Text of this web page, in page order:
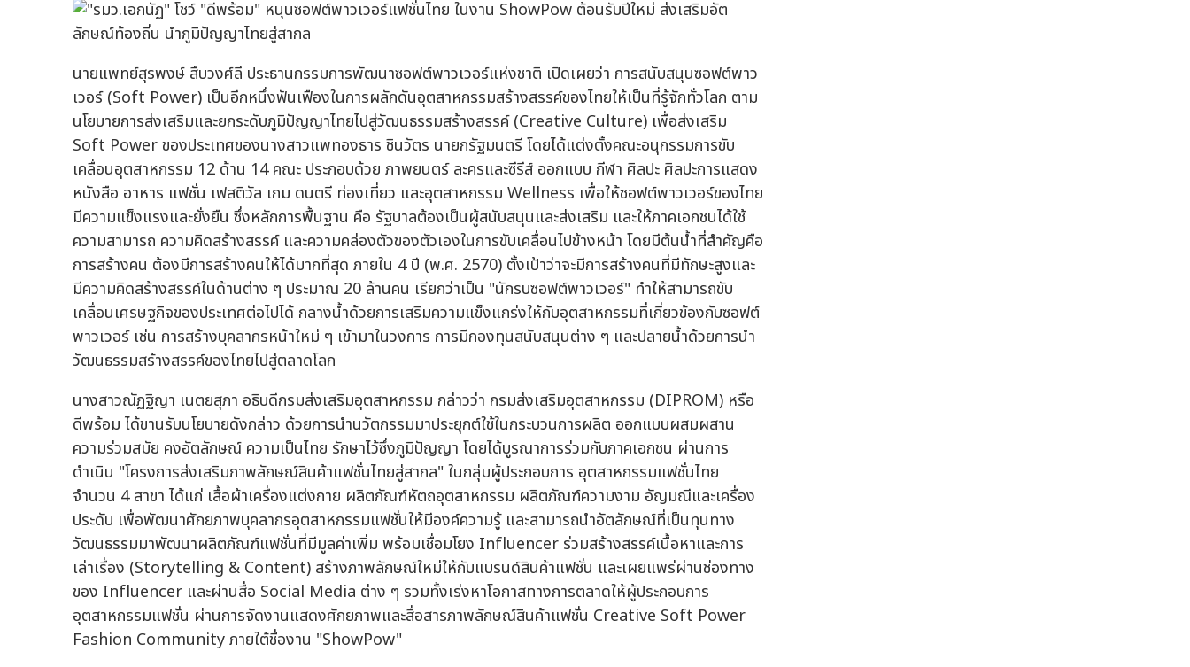
นายแพทย์สุรพงษ์ สืบวงศ์ลี ประธานกรรมการพัฒนาซอฟต์พาวเวอร์แห่งชาติ เปิดเผยว่า การสนับสนุนซอฟต์พาว
เวอร์ (Soft Power) เป็นอีกหนึ่งฟันเฟืองในการผลักดันอุตสาหกรรมสร้างสรรค์ของไทยให้เป็นที่รู้จักทั่วโลก ตาม
นโยบายการส่งเสริมและยกระดับภูมิปัญญาไทยไปสู่วัฒนธรรมสร้างสรรค์ (Creative Culture) เพื่อส่งเสริม
Soft Power ของประเทศของนางสาวแพทองธาร ชินวัตร นายกรัฐมนตรี โดยได้แต่งตั้งคณะอนุกรรมการขับ
เคลื่อนอุตสาหกรรม 12 ด้าน 14 คณะ ประกอบด้วย ภาพยนตร์ ละครและซีรีส์ ออกแบบ กีฬา ศิลปะ ศิลปะการแสดง
หนังสือ อาหาร แฟชั่น เฟสติวัล เกม ดนตรี ท่องเที่ยว และอุตสาหกรรม Wellness เพื่อให้ซอฟต์พาวเวอร์ของไทย
มีความแข็งแรงและยั่งยืน ซึ่งหลักการพื้นฐาน คือ รัฐบาลต้องเป็นผู้สนับสนุนและส่งเสริม และให้ภาคเอกชนได้ใช้
ความสามารถ ความคิดสร้างสรรค์ และความคล่องตัวของตัวเองในการขับเคลื่อนไปข้างหน้า โดยมีต้นน้ำที่สำคัญคือ
การสร้างคน ต้องมีการสร้างคนให้ได้มากที่สุด ภายใน 4 ปี (พ.ศ. 2570) ตั้งเป้าว่าจะมีการสร้างคนที่มีทักษะสูงและ
มีความคิดสร้างสรรค์ในด้านต่าง ๆ ประมาณ 20 ล้านคน เรียกว่าเป็น "นักรบซอฟต์พาวเวอร์" ทำให้สามารถขับ
เคลื่อนเศรษฐกิจของประเทศต่อไปได้ กลางน้ำด้วยการเสริมความแข็งแกร่งให้กับอุตสาหกรรมที่เกี่ยวข้องกับซอฟต์
พาวเวอร์ เช่น การสร้างบุคลากรหน้าใหม่ ๆ เข้ามาในวงการ การมีกองทุนสนับสนุนต่าง ๆ และปลายน้ำด้วยการนำ
วัฒนธรรมสร้างสรรค์ของไทยไปสู่ตลาดโลก
นางสาวณัฏฐิญา เนตยสุภา อธิบดีกรมส่งเสริมอุตสาหกรรม กล่าวว่า กรมส่งเสริมอุตสาหกรรม (DIPROM) หรือ
ดีพร้อม ได้ขานรับนโยบายดังกล่าว ด้วยการนำนวัตกรรมมาประยุกต์ใช้ในกระบวนการผลิต ออกแบบผสมผสาน
ความร่วมสมัย คงอัตลักษณ์ ความเป็นไทย รักษาไว้ซึ่งภูมิปัญญา โดยได้บูรณาการร่วมกับภาคเอกชน ผ่านการ
ดำเนิน "โครงการส่งเสริมภาพลักษณ์สินค้าแฟชั่นไทยสู่สากล" ในกลุ่มผู้ประกอบการ อุตสาหกรรมแฟชั่นไทย
จำนวน 4 สาขา ได้แก่ เสื้อผ้าเครื่องแต่งกาย ผลิตภัณฑ์หัตถอุตสาหกรรม ผลิตภัณฑ์ความงาม อัญมณีและเครื่อง
ประดับ เพื่อพัฒนาศักยภาพบุคลากรอุตสาหกรรมแฟชั่นให้มีองค์ความรู้ และสามารถนำอัตลักษณ์ที่เป็นทุนทาง
วัฒนธรรมมาพัฒนาผลิตภัณฑ์แฟชั่นที่มีมูลค่าเพิ่ม พร้อมเชื่อมโยง Influencer ร่วมสร้างสรรค์เนื้อหาและการ
เล่าเรื่อง (Storytelling & Content) สร้างภาพลักษณ์ใหม่ให้กับแบรนด์สินค้าแฟชั่น และเผยแพร่ผ่านช่องทาง
ของ Influencer และผ่านสื่อ Social Media ต่าง ๆ รวมทั้งเร่งหาโอกาสทางการตลาดให้ผู้ประกอบการ
อุตสาหกรรมแฟชั่น ผ่านการจัดงานแสดงศักยภาพและสื่อสารภาพลักษณ์สินค้าแฟชั่น Creative Soft Power
Fashion Community ภายใต้ชื่องาน "ShowPow"